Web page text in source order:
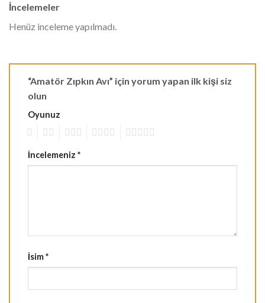
İncelemeler
Henüz inceleme yapılmadı.
“Amatör Zıpkın Avı” için yorum yapan ilk kişi siz
olun
Oyunuz
İncelemeniz *
İsim*